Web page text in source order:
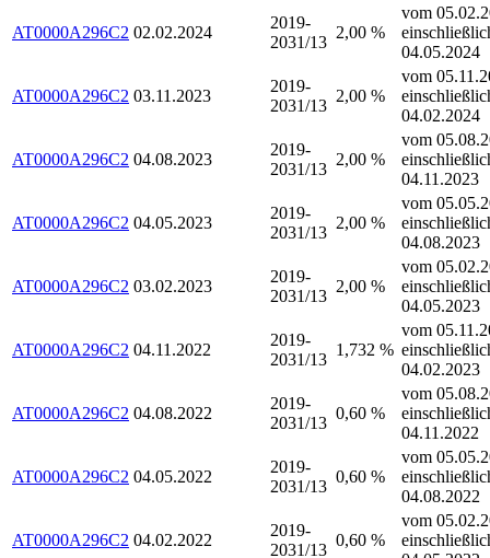
AT0000A296C2 02.02.2024
2019-
2031/13
2,00 %
vom
04.05.2024
AT0000A296C2 03.11.2023
2019-
2031/13
2,00 %
vom
04.02.2024
AT0000A296C2 04.08.2023
2019-
2031/13
2,00 %
vom
04.11.2023
AT0000A296C2 04.05.2023
2019-
2031/13
2,00 %
vom
04.08.2023
AT0000A296C2 03.02.2023
2019-
2031/13
2,00 %
vom
04.05.2023
AT0000A296C2 04.11.2022
2019-
2031/13
1,732 %
vom
04.02.2023
AT0000A296C2 04.08.2022
2019-
2031/13
0,60 %
vom
04.11.2022
AT0000A296C2 04.05.2022
2019-
2031/13
0,60 %
vom
04.08.2022
AT0000A296C2 04.02.2022
2019-
2031/13
0,60 %
vom